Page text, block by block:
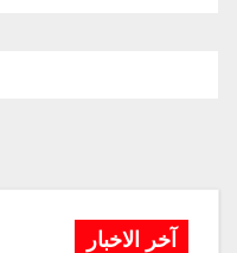
آخر الاخبار